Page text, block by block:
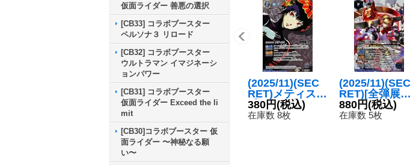
仮面ライダー 善悪の選択
[CB33] コラボブースター
ペルソナ３ リロード
[CB32] コラボブースター
ウルトラマン イマジネーシ
ョンパワー
[CB31] コラボブースター
仮面ライダー Exceed the li
mit
[CB30]コラボブースター 仮
面ライダー 〜神秘なる願
い〜
(2025/11)(SEC
RET)メティス
【M-SEC】{CB
33-060}《青》
380円(税込)
在庫数 8枚
(2025/11)(SEC
RET)[全弾展開]
アイギス＆アテ
ナ【X-SEC】{C
880円(税込)
在庫数 5枚